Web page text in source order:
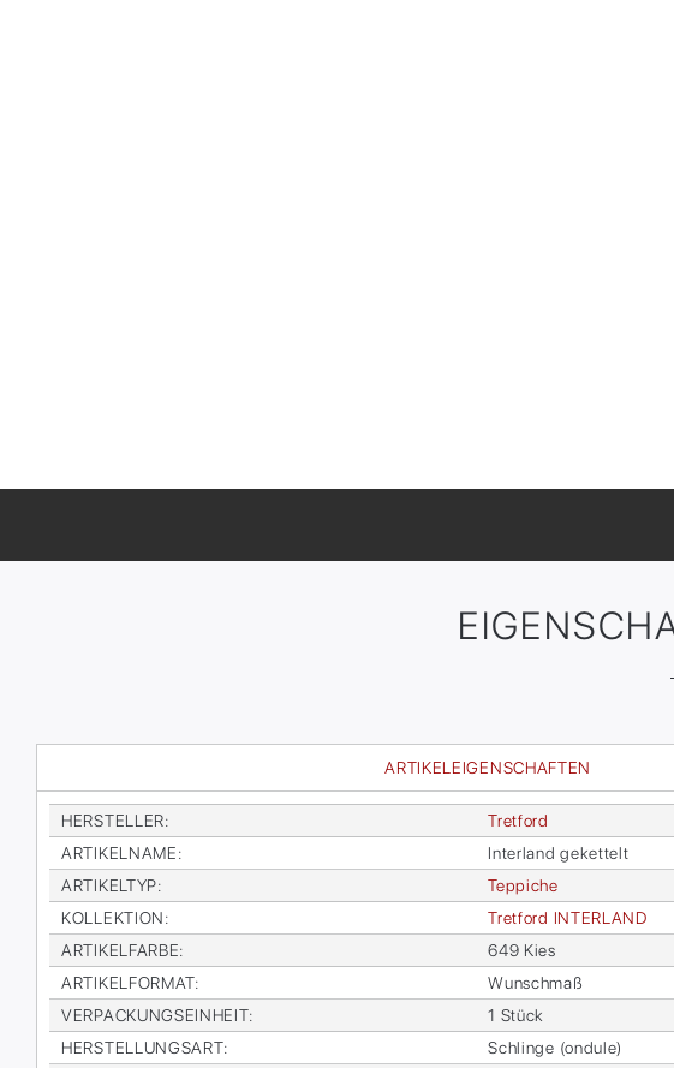
ARTIKELEIGENSCHAFTEN
HER­STEL­LER:
Tret­ford
AR­TI­KEL­NA­ME:
In­ter­land ge­ket­telt
AR­TI­KEL­TYP:
Tep­pi­che
KOL­LEK­TI­ON:
Tret­ford IN­TER­LAND
AR­TI­KEL­FAR­BE:
649 Kies
AR­TI­KEL­FOR­MAT:
Wunsch­maß
VER­PA­CKUNGS­EIN­HEIT:
1 Stück
HER­STEL­LUNGS­ART:
Schlin­ge (on­du­le)